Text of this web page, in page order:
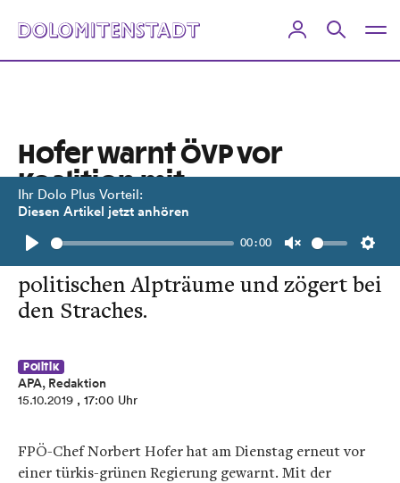
Ihr Dolo Plus Vorteil:
Diesen Artikel jetzt anhören
Play
00:00
Unmute
Hofer warnt ÖVP vor
Koalition mit
„Weltuntergangssekte“
Der FPÖ-Chef schildert seine
politischen Alpträume und zögert bei
den Straches.
Politik
APA, Redaktion
15.10.2019 , 17:00 Uhr
FPÖ-Chef Norbert Hofer hat am Dienstag erneut vor
einer türkis-grünen Regierung gewarnt. Mit der